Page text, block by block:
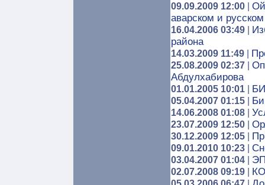
09.09.2009 12:00
аварском и
16.04.2006 03:49
района
14.03.2009 11:49
25.08.2009 02:37
Абдулхабирова
01.01.2005 10:01
05.04.2007 01:15
14.06.2008 01:08
23.07.2009 12:50
30.12.2009 12:05
09.01.2010 10:23
03.04.2007 01:04
02.07.2008 09:19